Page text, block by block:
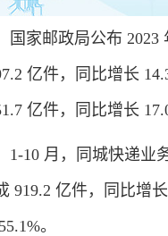
家邮政局公布 2023
亿件，同比增长
亿件，同比增长
月，同城快递业务
919.2 亿件，同比增
。